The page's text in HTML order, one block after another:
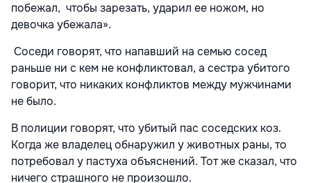
побежал, чтобы зарезать, ударил ее ножом, но
девочка убежала».
Соседи говорят, что напавший на семью сосед
раньше ни с кем не конфликтовал, а сестра убитого
говорит, что никаких конфликтов между мужчинами
не было.
В полиции говорят, что убитый пас соседских коз.
Когда же владелец обнаружил у животных раны, то
потребовал у пастуха объяснений. Тот же сказал, что
ничего страшного не произошло.